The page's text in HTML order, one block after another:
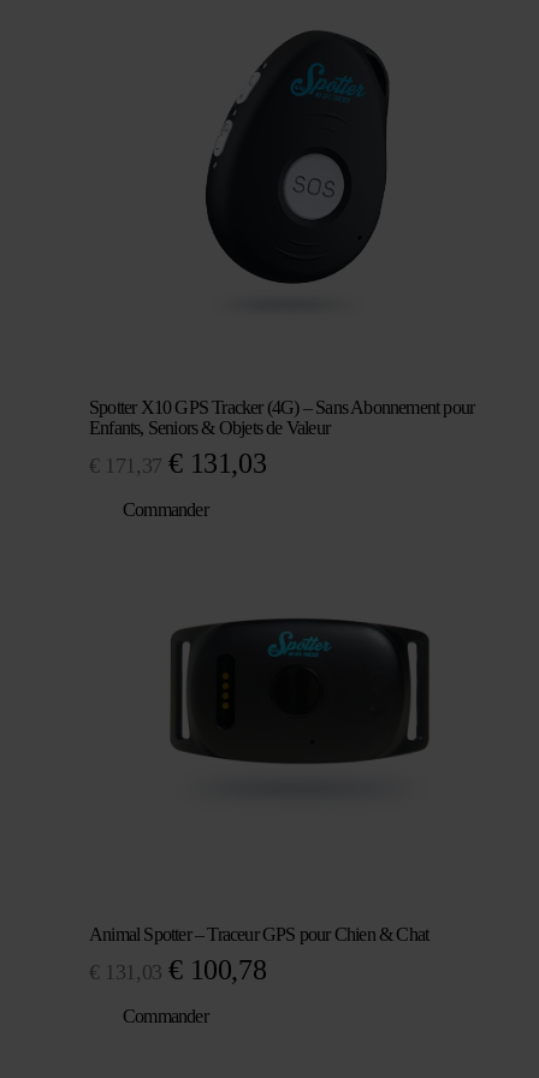
€ 105,83.
est :
€ 70,53.
Spotter X10 GPS Tracker (4G) – Sans Abonnement pour
Enfants, Seniors & Objets de Valeur
€ 171,37 Le
initial
€ 131,03Le
Commander
Animal Spotter – Traceur GPS pour Chien & Chat
€ 131,03 Le
prix
€ 100,78Le
Commander